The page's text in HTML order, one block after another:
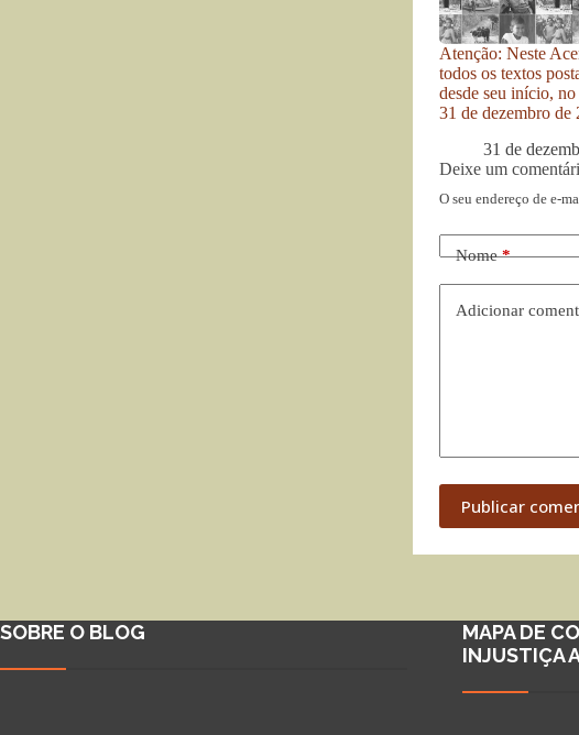
Atenção: Neste
todos os textos
desde seu início,
31 de dezembro de
31 de
Deixe um
O seu endereço de e-
Nome*
Adicionar
Publicar
SOBRE O BLOG
MAPA DE
INJUSTIÇA